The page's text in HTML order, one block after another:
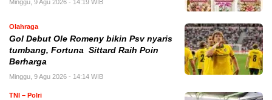
Minggu, 9 Agu 2026 - 14:19 WIB
Olahraga
Gol Debut Ole Romeny bikin Psv nyaris
tumbang, Fortuna Sittard Raih Poin
Berharga
Minggu, 9 Agu 2026 - 14:14 WIB
TNI – Polri